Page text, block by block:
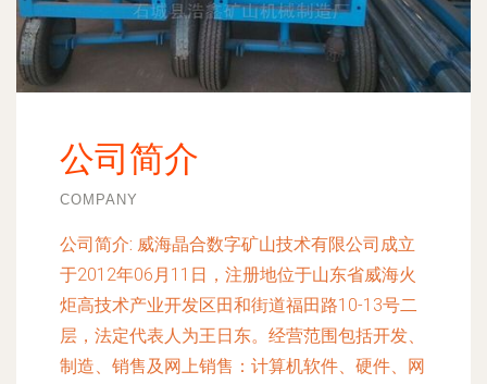
公司简介
COMPANY
公司简介: 威海晶合数字矿山技术有限公司成立
于2012年06月11日，注册地位于山东省威海火
炬高技术产业开发区田和街道福田路10-13号二
层，法定代表人为王日东。经营范围包括开发、
制造、销售及网上销售：计算机软件、硬件、网